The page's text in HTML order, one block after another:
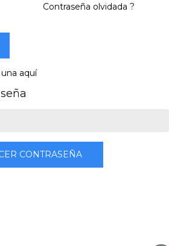
Contraseña olvidada ?
aquí
CONTRASEÑA